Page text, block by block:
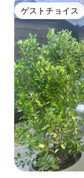
ゲストチョイス
ゲストチョイス